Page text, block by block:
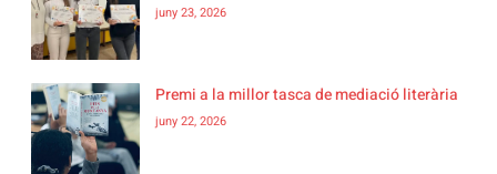
juny 23, 2026
Premi a la millor tasca de mediació literària
juny 22, 2026